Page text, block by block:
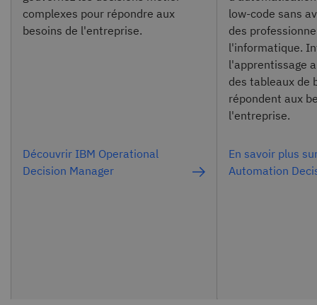
complexes pour répondre aux
besoins de l'entreprise.
Découvrir IBM Operational
Decision Manager
low-code sans
des
l'informatique.
l'apprentissage
des tableaux de
répondent aux
l'entreprise.
En savoir plus
Automation